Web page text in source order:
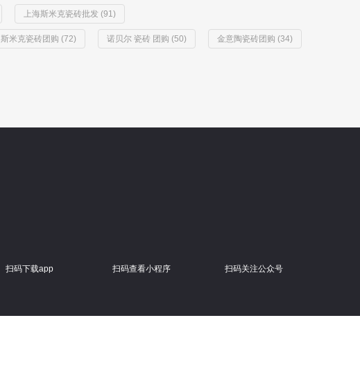
上海斯米克瓷砖批发 (91)
斯米克瓷砖团购 (72) 诺贝尔 瓷砖 团购 (50) 金意陶瓷砖团购 (34)
扫码下载app 扫码查看小程序 扫码关注公众号